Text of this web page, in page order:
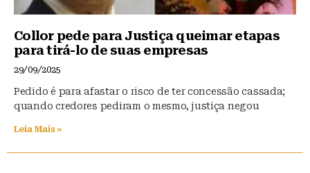
Collor pede para Justiça queimar etapas
para tirá-lo de suas empresas
29/09/2025
Pedido é para afastar o risco de ter concessão cassada;
quando credores pediram o mesmo, justiça negou
Leia Mais »